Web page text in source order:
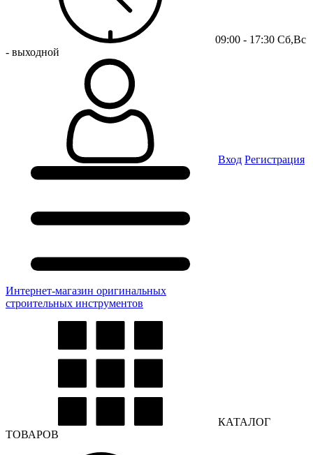
09:00 - 17:30 Сб,Вс
- выходной
Вход Регистрация
Интернет-магазин оригинальных
строительных инструментов
КАТАЛОГ
ТОВАРОВ